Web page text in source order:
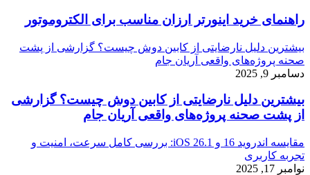
راهنمای خرید اینورتر ارزان مناسب برای الکتروموتور
بیشترین دلیل نارضایتی از کابین دوش چیست؟ گزارشی از پشت
صحنه پروژه‌های واقعی آریان جام
دسامبر 9, 2025
بیشترین دلیل نارضایتی از کابین دوش چیست؟ گزارشی
از پشت صحنه پروژه‌های واقعی آریان جام
مقایسه اندروید 16 و iOS 26.1: بررسی کامل سرعت، امنیت و
تجربه کاربری
نوامبر 17, 2025